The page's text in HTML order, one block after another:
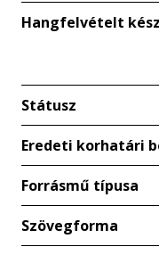
Hangfelvételt
Státusz
Eredeti korhatári
Forrásmű típusa
Szövegforma